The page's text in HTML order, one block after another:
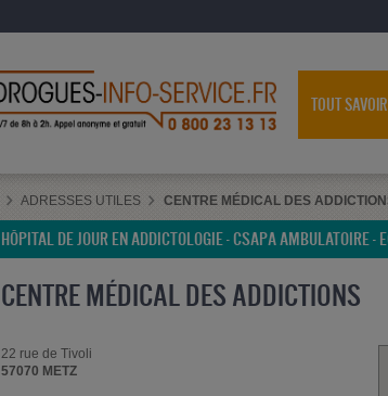
TOUT
ADRESSES UTILES CENTRE MÉDICAL DES
HÔPITAL DE JOUR EN ADDICTOLOGIE - CSAPA AMBULATOIRE -
CENTRE MÉDICAL DES ADDICTIONS
22 rue de Tivoli
57070 METZ